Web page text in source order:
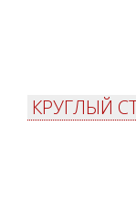
КРУГЛЫЙ